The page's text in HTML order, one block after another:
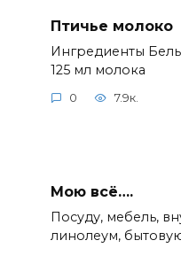
Птичье молоко
Ингредиенты
125 мл молока
0 7.9к.
Мою всё….
Посуду, мебель,
линолеум,